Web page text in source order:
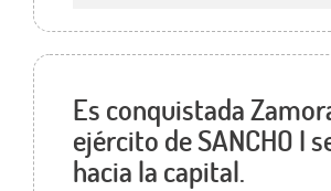
Es conquistada
ejército de SANCHO I
hacia la capital.